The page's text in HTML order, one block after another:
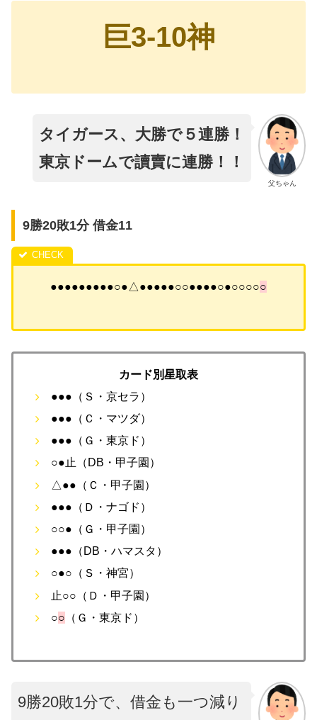
巨3-10神
父ちゃん
タイガース、大勝で５連勝！
東京ドームで讀賣に連勝！！
9勝20敗1分 借金11
●●●●●●●●●○●△●●●●●○○●●●●○●○○○○○
カード別星取表
●●●（Ｓ・京セラ）
●●●（Ｃ・マツダ）
●●●（Ｇ・東京ド）
○●止（DB・甲子園）
△●●（Ｃ・甲子園）
●●●（Ｄ・ナゴド）
○○●（Ｇ・甲子園）
●●●（DB・ハマスタ）
○●○（Ｓ・神宮）
止○○（Ｄ・甲子園）
○○ （Ｇ・東京ド）
9勝20敗1分で、借金も一つ減り